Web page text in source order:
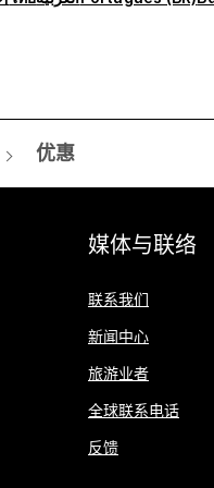
优惠
媒体与联络
联系我们
新闻中心
旅游业者
全球联系电话
反馈